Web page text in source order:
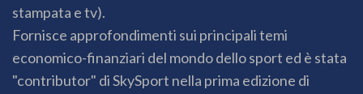
stampata e tv).
Fornisce approfondimenti sui principali temi
economico-finanziari del mondo dello sport ed è stata
"contributor" di SkySport nella prima edizione di